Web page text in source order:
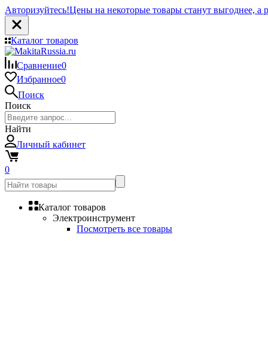
Авторизуйтесь!Цены на некоторые товары станут выгоднее, а
Каталог товаров
Сравнение0
Избранное0
Поиск
Поиск
Найти
Личный кабинет
0
Каталог товаров
Электроинструмент
Посмотреть все товары